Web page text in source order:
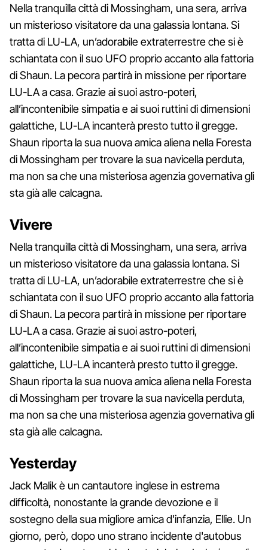
Nella tranquilla città di Mossingham, una sera, arriva
un misterioso visitatore da una galassia lontana. Si
tratta di LU-LA, un’adorabile extraterrestre che si è
schiantata con il suo UFO proprio accanto alla fattoria
di Shaun. La pecora partirà in missione per riportare
LU-LA a casa. Grazie ai suoi astro-poteri,
all’incontenibile simpatia e ai suoi ruttini di dimensioni
galattiche, LU-LA incanterà presto tutto il gregge.
Shaun riporta la sua nuova amica aliena nella Foresta
di Mossingham per trovare la sua navicella perduta,
ma non sa che una misteriosa agenzia governativa gli
sta già alle calcagna.
Vivere
Nella tranquilla città di Mossingham, una sera, arriva
un misterioso visitatore da una galassia lontana. Si
tratta di LU-LA, un’adorabile extraterrestre che si è
schiantata con il suo UFO proprio accanto alla fattoria
di Shaun. La pecora partirà in missione per riportare
LU-LA a casa. Grazie ai suoi astro-poteri,
all’incontenibile simpatia e ai suoi ruttini di dimensioni
galattiche, LU-LA incanterà presto tutto il gregge.
Shaun riporta la sua nuova amica aliena nella Foresta
di Mossingham per trovare la sua navicella perduta,
ma non sa che una misteriosa agenzia governativa gli
sta già alle calcagna.
Yesterday
Jack Malik è un cantautore inglese in estrema
difficoltà, nonostante la grande devozione e il
sostegno della sua migliore amica d'infanzia, Ellie. Un
giorno, però, dopo uno strano incidente d'autobus